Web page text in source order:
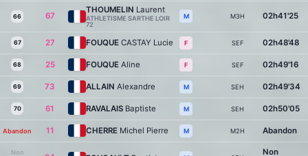
66 67
THOUMELIN Laurent
ATHLETISME SARTHE LOIR
72
M M3H 02h41'25
67 27 FOUQUE CASTAY Lucie F SEF 02h48'48
68 25 FOUQUE Aline F SEF 02h49'16
69 73 ALLAIN Alexandre M SEH 02h49'34
70 61 RAVALAIS Baptiste M SEH 02h50'05
Abandon 11 CHERRE Michel Pierre M M2H Abandon
Non Non